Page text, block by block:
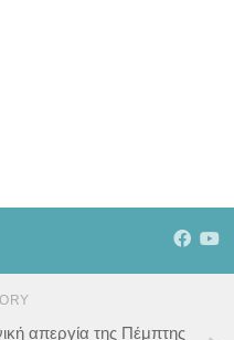
απεργία της Πέμπτης